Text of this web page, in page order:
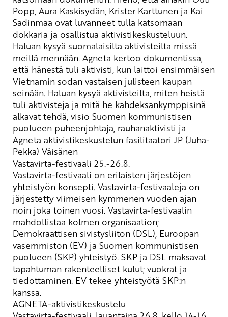
Popp, Aura Kaskisydän, Krister Karttunen ja Kai
Sadinmaa ovat luvanneet tulla katsomaan
dokkaria ja osallistua aktivistikeskusteluun.
Haluan kysyä suomalaisilta aktivisteilta missä
meillä mennään. Agneta kertoo dokumentissa,
että hänestä tuli aktivisti, kun laittoi ensimmäisen
Vietnamin sodan vastaisen julisteen kaupan
seinään. Haluan kysyä aktivisteilta, miten heistä
tuli aktivisteja ja mitä he kahdeksankymppisinä
alkavat tehdä, visio Suomen kommunistisen
puolueen puheenjohtaja, rauhanaktivisti ja
Agneta aktivistikeskustelun fasilitaatori JP (Juha-
Pekka) Väisänen
Vastavirta-festivaali 25.-26.8.
Vastavirta-festivaali on erilaisten järjestöjen
yhteistyön konsepti. Vastavirta-festivaaleja on
järjestetty viimeisen kymmenen vuoden ajan
noin joka toinen vuosi. Vastavirta-festivaalin
mahdollistaa kolmen organisaation;
Demokraattisen sivistysliiton (DSL), Euroopan
vasemmiston (EV) ja Suomen kommunistisen
puolueen (SKP) yhteistyö. SKP ja DSL maksavat
tapahtuman rakenteelliset kulut; vuokrat ja
tiedottaminen. EV tekee yhteistyötä SKP:n
kanssa.
AGNETA-aktivistikeskustelu